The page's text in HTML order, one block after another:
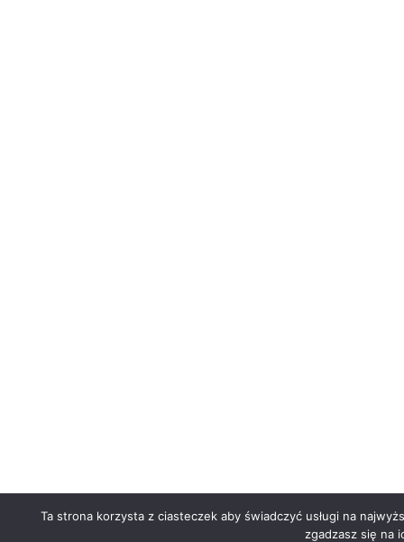
Ta strona korzysta z ciasteczek aby świadczyć usługi na
zgadzasz się na